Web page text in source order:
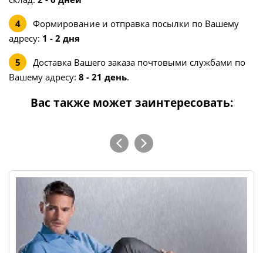
Формирование и отправка посылки по Вашему
адресу: 1 - 2 дня
Доставка Вашего заказа почтовыми службами по
Вашему адресу: 8 - 21 день.
Вас также может заинтересовать: